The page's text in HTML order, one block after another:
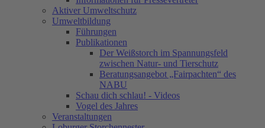
Aktiver Umweltschutz
Umweltbildung
Führungen
Publikationen
Der Weißstorch im Spannungsfeld
zwischen Natur- und Tierschutz
Beratungsangebot „Fairpachten“ des
NABU
Schau dich schlau! - Videos
Vogel des Jahres
Veranstaltungen